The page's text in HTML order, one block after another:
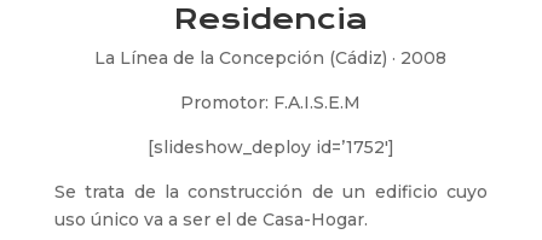
Residencia
La Línea de la Concepción (Cádiz) · 2008
Promotor: F.A.I.S.E.M
[slideshow_deploy id=’1752′]
Se trata de la construcción de un edificio cuyo
uso único va a ser el de Casa-Hogar.